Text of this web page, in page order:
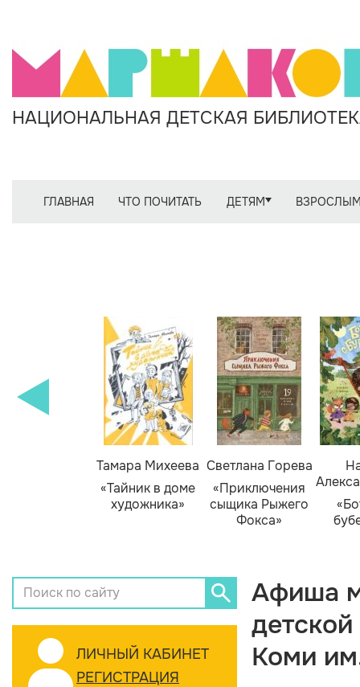
НАЦИОНАЛЬНАЯ ДЕТСКАЯ
ГЛАВНАЯ ЧТО ПОЧИТАТЬ ДЕТЯМ
Тамара Михеева
«Тайник в доме
художника»
Светлана Горева
«Приключения
сыщика Рыжего
Фокса»
ЛИЧНЫЙ КАБИНЕТ
РЕГИСТРАЦИЯ
Афиша
Коми